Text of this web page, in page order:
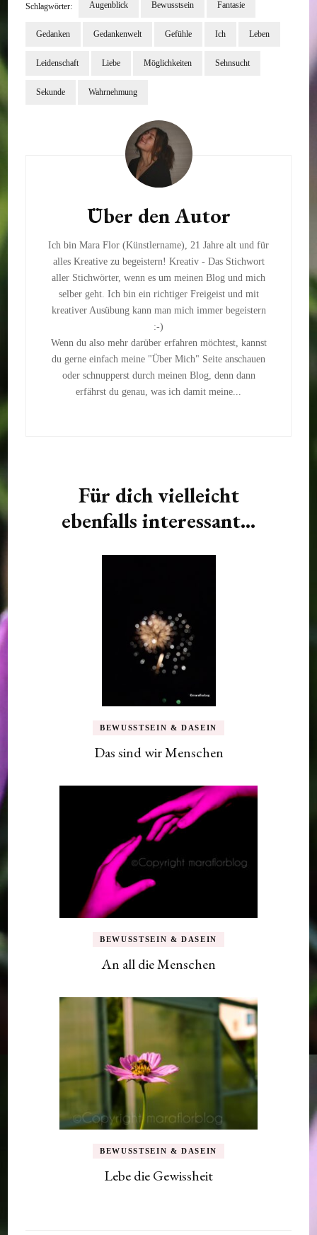
Schlagwörter: Augenblick Bewusstsein Fantasie
Gedanken Gedankenwelt Gefühle Ich Leben
Leidenschaft Liebe Möglichkeiten Sehnsucht
Sekunde Wahrnehmung
Beitragsnavigation
Über den Autor
Ich bin Mara Flor (Künstlername), 21 Jahre alt und für
alles Kreative zu begeistern! Kreativ - Das Stichwort
aller Stichwörter, wenn es um meinen Blog und mich
selber geht. Ich bin ein richtiger Freigeist und mit
kreativer Ausübung kann man mich immer begeistern
:-)
Wenn du also mehr darüber erfahren möchtest, kannst
du gerne einfach meine "Über Mich" Seite anschauen
oder schnupperst durch meinen Blog, denn dann
erfährst du genau, was ich damit meine...
Für dich vielleicht
ebenfalls interessant...
BEWUSSTSEIN & DASEIN
Das sind wir Menschen
BEWUSSTSEIN & DASEIN
An all die Menschen
BEWUSSTSEIN & DASEIN
Lebe die Gewissheit